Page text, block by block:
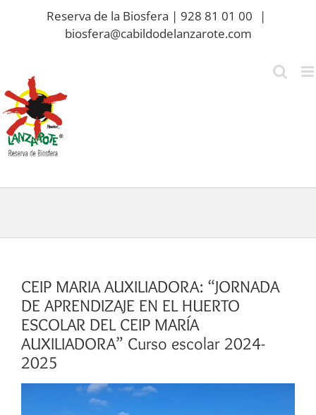
Reserva de la Biosfera | 928 81 01 00
|
biosfera@cabildodelanzarote.com
CEIP MARIA AUXILIADORA: “JORNADA
DE APRENDIZAJE EN EL HUERTO
ESCOLAR DEL CEIP MARÍA
AUXILIADORA” Curso escolar 2024-
2025